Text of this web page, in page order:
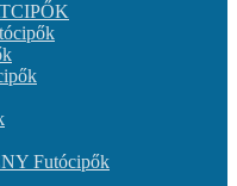
Futócipők